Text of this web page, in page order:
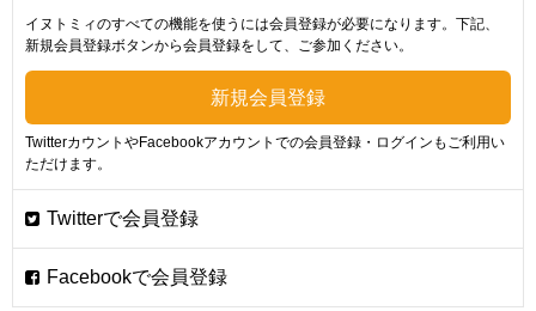
イヌトミィのすべての機能を使うには会員登録が必要になります。下記、
新規会員登録ボタンから会員登録をして、ご参加ください。
TwitterカウントやFacebookアカウントでの会員登録・ログインもご利用い
ただけます。